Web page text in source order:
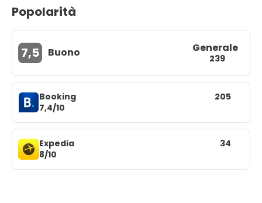
Popolarità
7,5 Buono Generale
239
Booking
7,4/10
205
Expedia
8/10
34